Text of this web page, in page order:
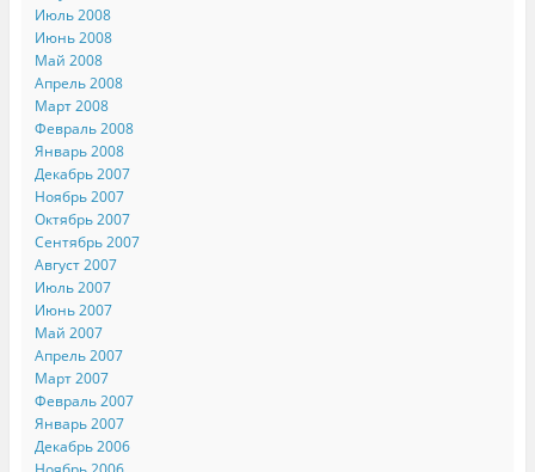
Июль 2008
Июнь 2008
Май 2008
Апрель 2008
Март 2008
Февраль 2008
Январь 2008
Декабрь 2007
Ноябрь 2007
Октябрь 2007
Сентябрь 2007
Август 2007
Июль 2007
Июнь 2007
Май 2007
Апрель 2007
Март 2007
Февраль 2007
Январь 2007
Декабрь 2006